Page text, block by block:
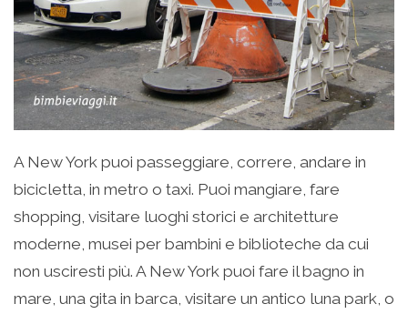
A New York puoi passeggiare, correre, andare in
bicicletta, in metro o taxi. Puoi mangiare, fare
shopping, visitare luoghi storici e architetture
moderne, musei per bambini e biblioteche da cui
non usciresti più. A New York puoi fare il bagno in
mare, una gita in barca, visitare un antico luna park, o